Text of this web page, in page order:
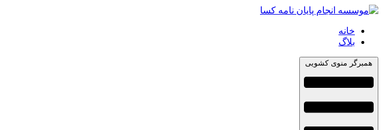
خانه
بلاگ
همبرگر منوی کشویی